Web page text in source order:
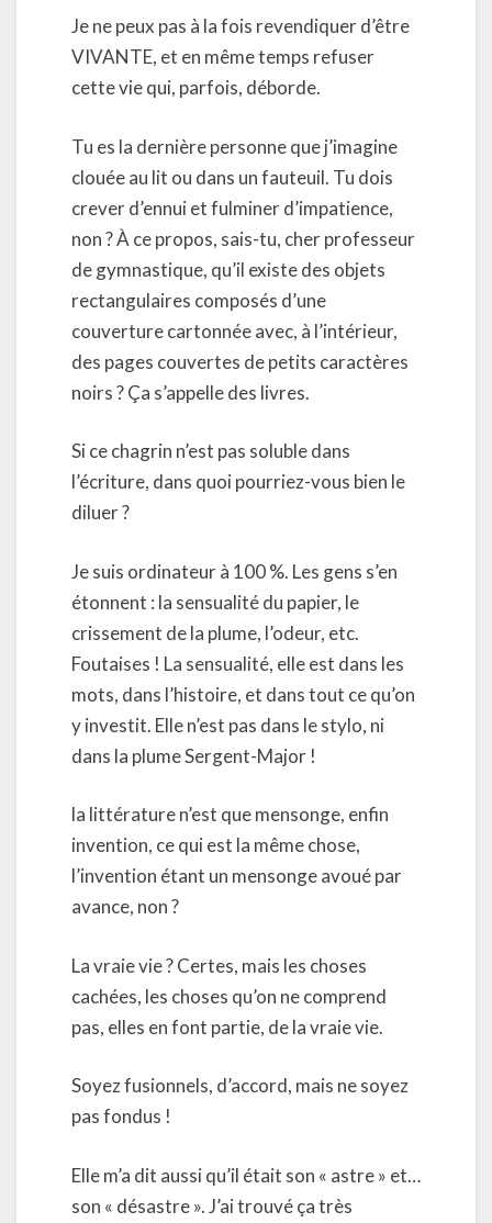
Je ne peux pas à la fois revendiquer d’être
VIVANTE, et en même temps refuser
cette vie qui, parfois, déborde.
Tu es la dernière personne que j’imagine
clouée au lit ou dans un fauteuil. Tu dois
crever d’ennui et fulminer d’impatience,
non ? À ce propos, sais-tu, cher professeur
de gymnastique, qu’il existe des objets
rectangulaires composés d’une
couverture cartonnée avec, à l’intérieur,
des pages couvertes de petits caractères
noirs ? Ça s’appelle des livres.
Si ce chagrin n’est pas soluble dans
l’écriture, dans quoi pourriez-vous bien le
diluer ?
Je suis ordinateur à 100 %. Les gens s’en
étonnent : la sensualité du papier, le
crissement de la plume, l’odeur, etc.
Foutaises ! La sensualité, elle est dans les
mots, dans l’histoire, et dans tout ce qu’on
y investit. Elle n’est pas dans le stylo, ni
dans la plume Sergent-Major !
la littérature n’est que mensonge, enfin
invention, ce qui est la même chose,
l’invention étant un mensonge avoué par
avance, non ?
La vraie vie ? Certes, mais les choses
cachées, les choses qu’on ne comprend
pas, elles en font partie, de la vraie vie.
Soyez fusionnels, d’accord, mais ne soyez
pas fondus !
Elle m’a dit aussi qu’il était son « astre » et…
son « désastre ». J’ai trouvé ça très